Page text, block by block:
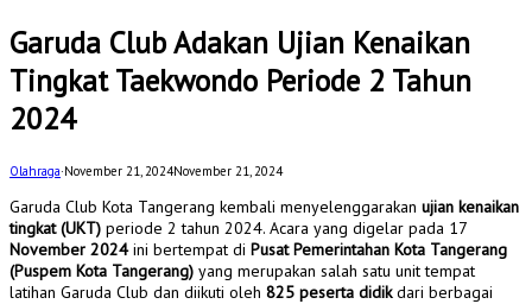
Garuda Club Adakan Ujian Kenaikan
Tingkat Taekwondo Periode 2 Tahun
2024
Olahraga·November 21, 2024November 21, 2024
Garuda Club Kota Tangerang kembali menyelenggarakan ujian kenaikan
tingkat (UKT) periode 2 tahun 2024. Acara yang digelar pada 17
November 2024ini bertempat di Pusat Pemerintahan Kota Tangerang
(Puspem Kota Tangerang) yang merupakan salah satu unit tempat
latihan Garuda Club dan diikuti oleh 825 peserta didikdari berbagai